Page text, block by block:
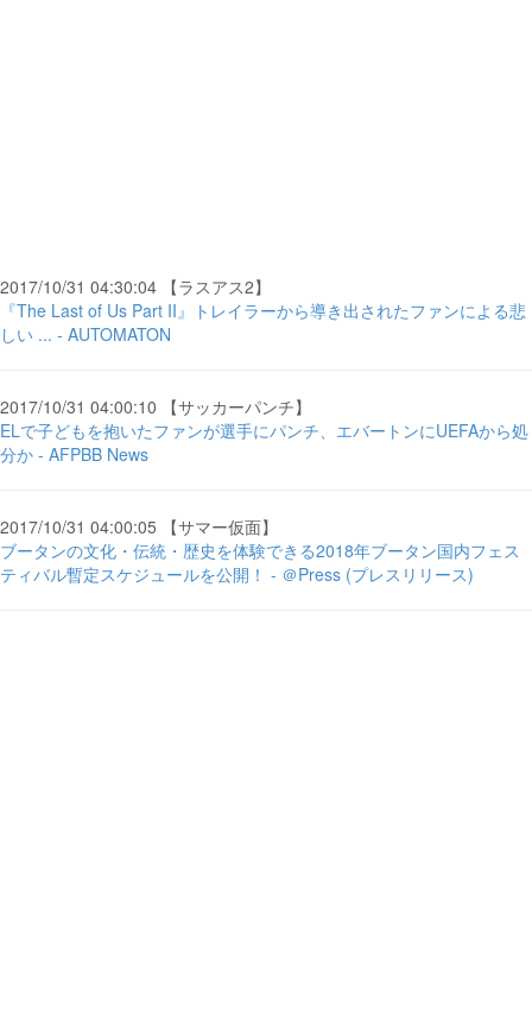
2017/10/31 04:30:04 【ラスアス2】
『The Last of Us Part II』トレイラーから導き出されたファンによる悲
しい ... - AUTOMATON
2017/10/31 04:00:10 【サッカーパンチ】
ELで子どもを抱いたファンが選手にパンチ、エバートンにUEFAから処
分か - AFPBB News
2017/10/31 04:00:05 【サマー仮面】
ブータンの文化・伝統・歴史を体験できる2018年ブータン国内フェス
ティバル暫定スケジュールを公開！ - ＠Press (プレスリリース)